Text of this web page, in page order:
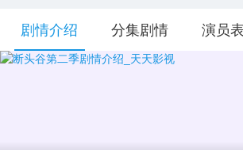
剧情介绍 分集剧情 演员表